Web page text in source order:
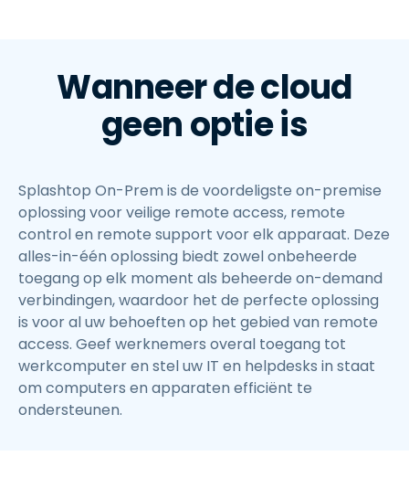
Wanneer de cloud
geen optie is
Splashtop On-Prem is de voordeligste on-premise
oplossing voor veilige remote access, remote
control en remote support voor elk apparaat. Deze
alles-in-één oplossing biedt zowel onbeheerde
toegang op elk moment als beheerde on-demand
verbindingen, waardoor het de perfecte oplossing
is voor al uw behoeften op het gebied van remote
access. Geef werknemers overal toegang tot
werkcomputer en stel uw IT en helpdesks in staat
om computers en apparaten efficiënt te
ondersteunen.